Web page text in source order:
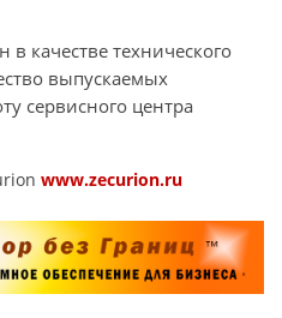
качестве технического
выпускаемых
сервисного центра
www.zecurion.ru